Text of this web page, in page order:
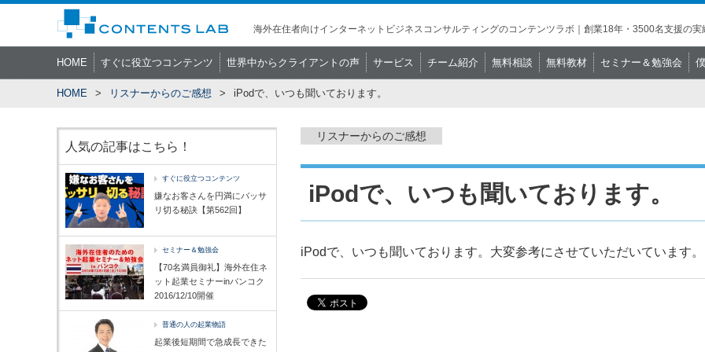
海外在住者向けインターネットビジネスコンサルティングのコンテンツラボ｜創業18年・3500名支援の実
HOME すぐに役立つコンテンツ 世界中からクライアントの声 サービス チーム紹介 無料相談 無料教材 セミナー＆勉強会
HOME リスナーからのご感想 iPodで、いつも聞いております。
リスナーからのご感想
iPodで、いつも聞いております。
iPodで、いつも聞いております。大変参考にさせていただいています。
人気の記事はこちら！
すぐに役立つコンテンツ
嫌なお客さんを円満にバッサ
リ切る秘訣【第562回】
セミナー＆勉強会
【70名満員御礼】海外在住ネ
ット起業セミナーinバンコク
2016/12/10開催
普通の人の起業物語
起業後短期間で急成長できた